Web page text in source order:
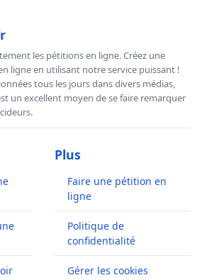
les pétitions en ligne. Créez une
ligne en utilisant notre service puissant !
tous les jours dans divers médias,
un excellent moyen de se faire remarquer
Plus
Faire une pétition en
ligne
Politique de
confidentialité
Gérer les cookies